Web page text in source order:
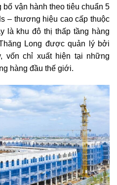
vận hành theo tiêu chuẩn 5
– thương hiệu cao cấp thuộc
là khu đô thị thấp tầng hàng
Long được quản lý bởi
vốn chỉ xuất hiện tại những
hàng đầu thế giới.